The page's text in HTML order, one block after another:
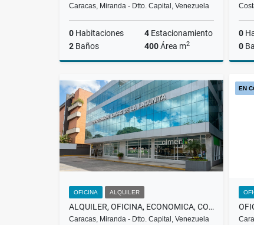
Caracas, Miranda - Dtto. Capital, Venezuela
0 Habitaciones 4 Estacionamiento
2 Baños 400Área m2
Alquiler
US$3,000
0
0
OFICINA ALQUILER
ALQUILER, OFICINA, ECONOMICA, COWORKING| EL HATILLO, LA LAGUNITA, 200$
Caracas, Miranda - Dtto. Capital, Venezuela
EN